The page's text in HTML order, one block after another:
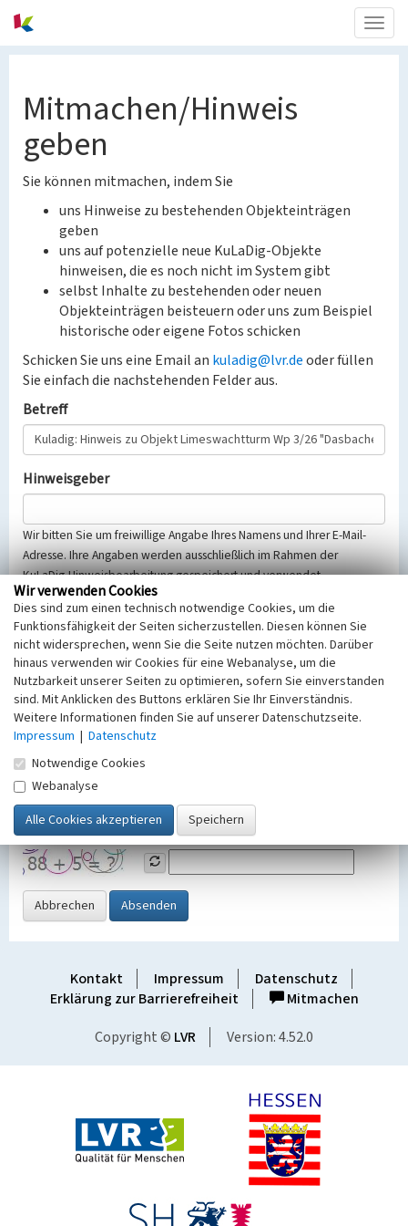
Mitmachen/Hinweis
geben
Sie können mitmachen, indem Sie
uns Hinweise zu bestehenden Objekteinträgen
geben
uns auf potenzielle neue KuLaDig-Objekte
hinweisen, die es noch nicht im System gibt
selbst Inhalte zu bestehenden oder neuen
Objekteinträgen beisteuern oder uns zum Beispiel
historische oder eigene Fotos schicken
Schicken Sie uns eine Email an kuladig@lvr.deoder füllen
Sie einfach die nachstehenden Felder aus.
Betreff
Hinweisgeber
Wir bitten Sie um freiwillige Angabe Ihres Namens und Ihrer E-Mail-
Adresse. Ihre Angaben werden ausschließlich im Rahmen der
KuLaDig-Hinweisbearbeitung gespeichert und verwendet.
Selbstverständlich werden diese entsprechend der Vorschriften des
Telemediengesetzes, des Datenschutzgesetzes NRW und der seit
dem 25.05.2018 gültigen Europäischen Datenschutzgrundverordnung
(EU-DSGVO) vertraulich behandelt, beachten Sie bitte unsere
Hinweise zumDatenschutz
Nachricht
SicherheitsabfrageTragen Sie unten das Rechenergebnis aus der
Grafik ein
Abbrechen Absenden
Kontakt Impressum
Datenschutz
Erklärung zur Barrierefreiheit
Mitmachen
Copyright © LVR Version: 4.52.0
Wir verwenden Cookies
Dies sind zum einen technisch notwendige Cookies, um die
Funktionsfähigkeit der Seiten sicherzustellen. Diesen können Sie
nicht widersprechen, wenn Sie die Seite nutzen möchten. Darüber
hinaus verwenden wir Cookies für eine Webanalyse, um die
Nutzbarkeit unserer Seiten zu optimieren, sofern Sie einverstanden
sind. Mit Anklicken des Buttons erklären Sie Ihr Einverständnis.
Weitere Informationen finden Sie auf unserer Datenschutzseite.
Impressum | Datenschutz
Notwendige Cookies
Webanalyse